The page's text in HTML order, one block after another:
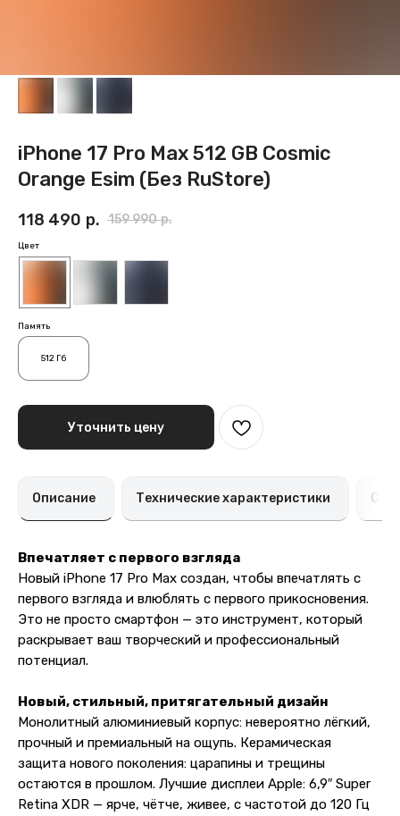
iPhone 17 Pro Max 512 GB Cosmic
Orange Esim (Без RuStore)
118 490 р. 159 990 р.
Цвет
Память
512 Гб
Уточнить цену
Описание Технические характеристики
Впечатляет с первого взгляда
Новый iPhone 17 Pro Max создан, чтобы впечатлять с
первого взгляда и влюблять с первого прикосновения.
Это не просто смартфон — это инструмент, который
раскрывает ваш творческий и профессиональный
потенциал.
Новый, стильный, притягательный дизайн
Монолитный алюминиевый корпус: невероятно лёгкий,
прочный и премиальный на ощупь. Керамическая
защита нового поколения: царапины и трещины
остаются в прошлом. Лучшие дисплеи Apple: 6,9″ Super
Retina XDR — ярче, чётче, живее, с частотой до 120 Гц
+7 (965) 666-66-89(WhatsАpp)
Контакты